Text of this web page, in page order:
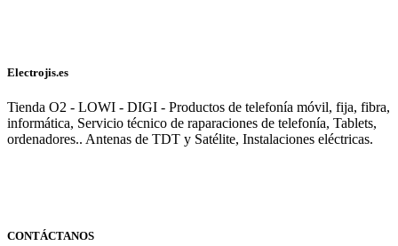
Electrojis.es
Tienda O2 - LOWI - DIGI - Productos de telefonía móvil, fija, fibra,
informática, Servicio técnico de raparaciones de telefonía, Tablets,
ordenadores.. Antenas de TDT y Satélite, Instalaciones eléctricas.
CONTÁCTANOS